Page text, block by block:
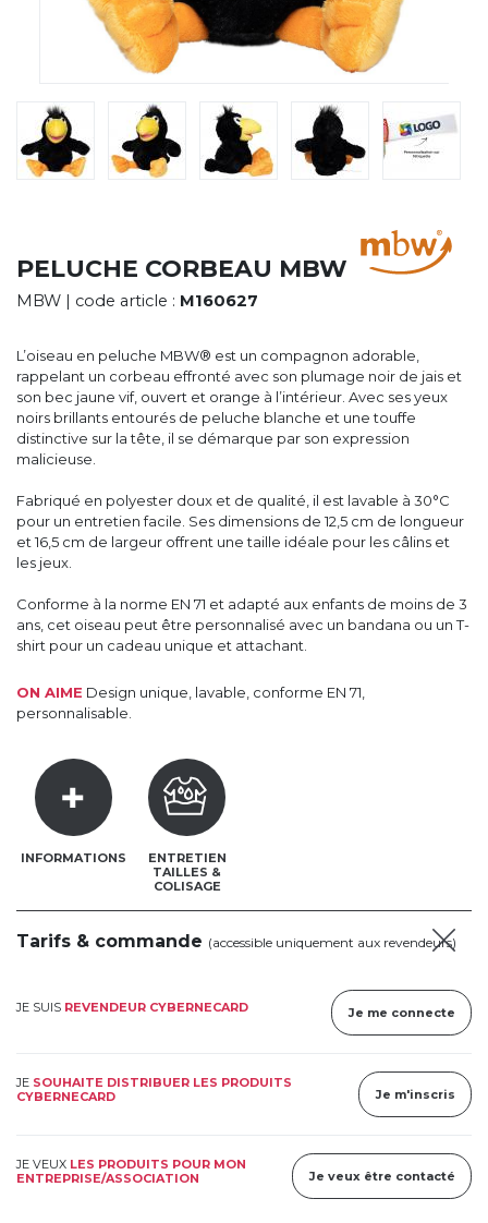
LA SOCIÉTÉ
CATALOGUES & TARIFS
MARQUES & CERTIFICATS
TECHNIQUES MARQUAGE
PELUCHE CORBEAU MBW
MBW | code article : M160627
L’oiseau en peluche MBW® est un compagnon adorable,
rappelant un corbeau effronté avec son plumage noir de jais et
son bec jaune vif, ouvert et orange à l’intérieur. Avec ses yeux
noirs brillants entourés de peluche blanche et une touffe
distinctive sur la tête, il se démarque par son expression
malicieuse.
Fabriqué en polyester doux et de qualité, il est lavable à 30°C
pour un entretien facile. Ses dimensions de 12,5 cm de longueur
et 16,5 cm de largeur offrent une taille idéale pour les câlins et
les jeux.
Conforme à la norme EN 71 et adapté aux enfants de moins de 3
ans, cet oiseau peut être personnalisé avec un bandana ou un T-
shirt pour un cadeau unique et attachant.
ON AIME Design unique, lavable, conforme EN 71,
personnalisable.
INFORMATIONS
ENTRETIEN
TAILLES &
COLISAGE
Tarifs & commande (accessible uniquement aux revendeurs)
JE SUIS REVENDEUR CYBERNECARD Je me connecte
JE SOUHAITE DISTRIBUER LES PRODUITS
CYBERNECARD
Je m'inscris
JE VEUX LES PRODUITS POUR MON
ENTREPRISE/ASSOCIATION
Je veux être contacté